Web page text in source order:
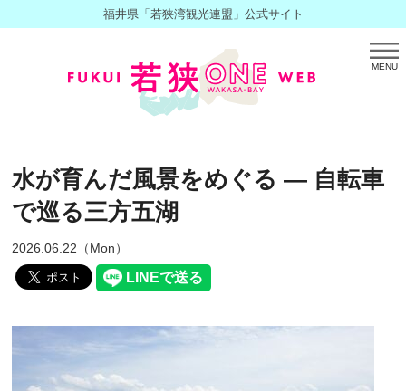
福井県「若狭湾観光連盟」公式サイト
MENU
水が育んだ風景をめぐる ― 自転車
で巡る三方五湖
2026.06.22（Mon）